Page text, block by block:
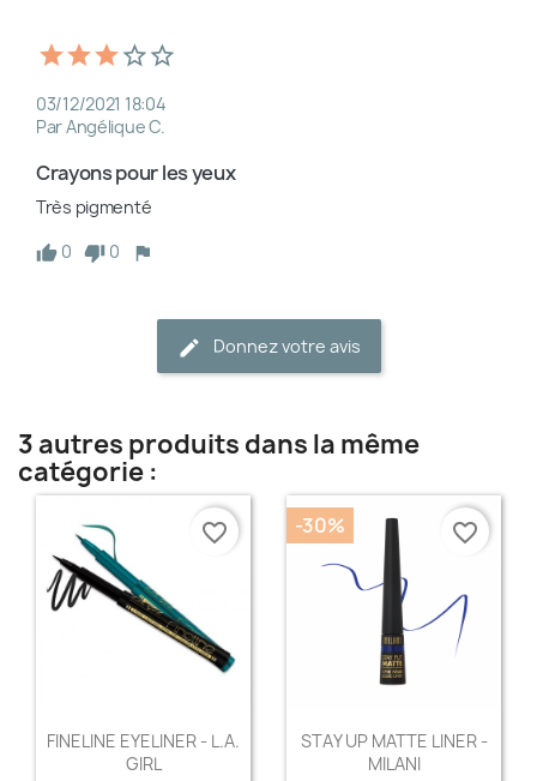
03/12/2021 18:04
Par Angélique C.
Crayons pour les yeux
Très pigmenté
0
0
Donnez votre avis
3 autres produits dans la même
catégorie :
 Aperçu rapide
FINELINE EYELINER - L.A.
GIRL
favorite_border
Aperçu rapide
STAY UP MATTE LINER -
MILANI
-30% favorite_border